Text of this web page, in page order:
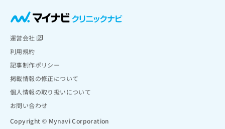
運営会社
利用規約
記事制作ポリシー
掲載情報の修正について
個人情報の取り扱いについて
お問い合わせ
Copyright © Mynavi Corporation